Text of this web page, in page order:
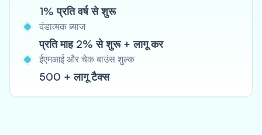
1% प्रति वर्ष से शुरू
दंडात्मक ब्याज
प्रति माह 2% से शुरू + लागू कर
ईएमआई और चेक बाउंस शुल्क
500 + लागू टैक्स